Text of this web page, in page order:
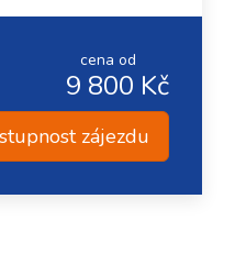
cena od
9 800 Kč
zájezdu